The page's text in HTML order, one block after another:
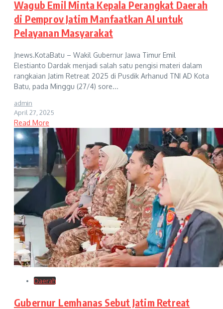
Wagub Emil Minta Kepala Perangkat Daerah
di Pemprov Jatim Manfaatkan AI untuk
Pelayanan Masyarakat
Jnews.KotaBatu – Wakil Gubernur Jawa Timur Emil
Elestianto Dardak menjadi salah satu pengisi materi dalam
rangkaian Jatim Retreat 2025 di Pusdik Arhanud TNI AD Kota
Batu, pada Minggu (27/4) sore...
admin
April 27, 2025
Read More
Daerah
Gubernur Lemhanas Sebut Jatim Retreat